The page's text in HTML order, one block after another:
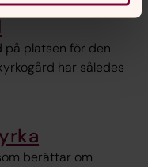
på platsen för den
har således
berättar om